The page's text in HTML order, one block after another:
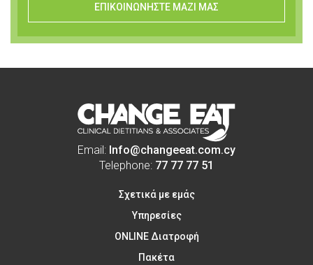
ΕΠΙΚΟΙΝΩΝΗΣΤΕ ΜΑΖΙ ΜΑΣ
Email: Info@changeeat.com.cy
Telephone: 77 77 77 51
Σχετικά με εμάς
Υπηρεσίες
ONLINE Διατροφή
Πακέτα